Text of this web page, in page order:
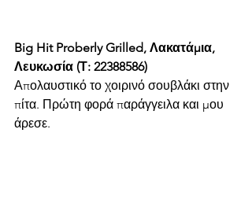
Big Hit Proberly Grilled, Λακατάμια,
Λευκωσία (Τ: 22388586)
Απολαυστικό το χοιρινό σουβλάκι στην
πίτα. Πρώτη φορά παράγγειλα και μου
άρεσε.